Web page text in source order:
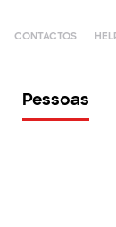
CONTACTOS
Pessoas